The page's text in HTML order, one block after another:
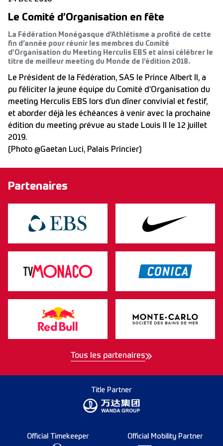
Le Comité d’Organisation en fête
La Fédération Monégasque d’Athlétisme a profité de cette
fin d’année pour réunir les membres du Comité
d’Organisation du Meeting Herculis EBS et ainsi célébrer le
titre de meilleur meeting du Monde de l’édition 2018.
Le Président de la Fédération, SAS le Prince Albert II, a
pu féliciter la jeune équipe du Comité d’Organisation du
meeting Herculis EBS lors d’un dîner convivial et festif,
et aborder déjà les échéances à venir avec la prochaine
édition du meeting prévue au stade Louis II le 12 juillet
2019.
(Photo @Gaetan Luci, Palais Princier)
Partenaires
Tous les partenaires
Title Partner
Official Timekeeper Official Mobility Partner